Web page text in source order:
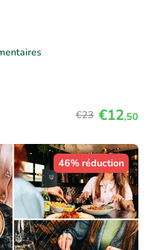
€23 €12,50
46% réduction